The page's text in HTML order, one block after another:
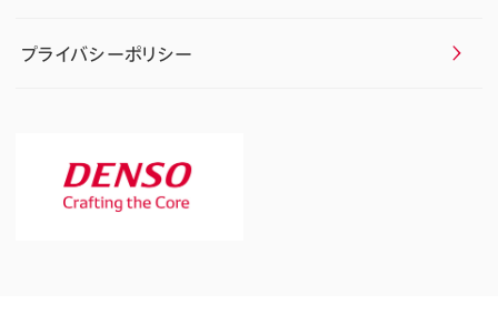
プライバシーポリシー